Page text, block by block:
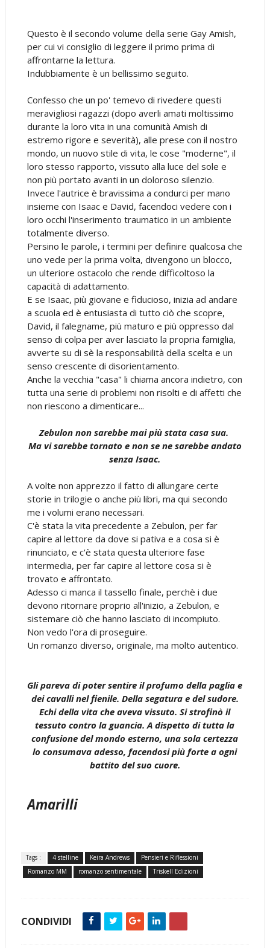
Questo è il secondo volume della serie Gay Amish,
per cui vi consiglio di leggere il primo prima di
affrontarne la lettura.
Indubbiamente è un bellissimo seguito.
Confesso che un po' temevo di rivedere questi
meravigliosi ragazzi (dopo averli amati moltissimo
durante la loro vita in una comunità Amish di
estremo rigore e severità), alle prese con il nostro
mondo, un nuovo stile di vita, le cose "moderne", il
loro stesso rapporto, vissuto alla luce del sole e
non più portato avanti in un doloroso silenzio.
Invece l'autrice è bravissima a condurci per mano
insieme con Isaac e David, facendoci vedere con i
loro occhi l'inserimento traumatico in un ambiente
totalmente diverso.
Persino le parole, i termini per definire qualcosa che
uno vede per la prima volta, divengono un blocco,
un ulteriore ostacolo che rende difficoltoso la
capacità di adattamento.
E se Isaac, più giovane e fiducioso, inizia ad andare
a scuola ed è entusiasta di tutto ciò che scopre,
David, il falegname, più maturo e più oppresso dal
senso di colpa per aver lasciato la propria famiglia,
avverte su di sè la responsabilità della scelta e un
senso crescente di disorientamento.
Anche la vecchia "casa" li chiama ancora indietro, con
tutta una serie di problemi non risolti e di affetti che
non riescono a dimenticare...
Zebulon non sarebbe mai più stata casa sua.
Ma vi sarebbe tornato e non se ne sarebbe andato
senza Isaac.
A volte non apprezzo il fatto di allungare certe
storie in trilogie o anche più libri, ma qui secondo
me i volumi erano necessari.
C'è stata la vita precedente a Zebulon, per far
capire al lettore da dove si pativa e a cosa si è
rinunciato, e c'è stata questa ulteriore fase
intermedia, per far capire al lettore cosa si è
trovato e affrontato.
Adesso ci manca il tassello finale, perchè i due
devono ritornare proprio all'inizio, a Zebulon, e
sistemare ciò che hanno lasciato di incompiuto.
Non vedo l'ora di proseguire.
Un romanzo diverso, originale, ma molto autentico.
Gli pareva di poter sentire il profumo della paglia e
dei cavalli nel fienile. Della segatura e del sudore.
Echi della vita che aveva vissuto. Si strofinò il
tessuto contro la guancia. A dispetto di tutta la
confusione del mondo esterno, una sola certezza
lo consumava adesso, facendosi più forte a ogni
battito del suo cuore.
Amarilli
Tags : 4 stelline Keira Andrews
Pensieri e Riflessioni
Romanzo MM
romanzo sentimentale Triskell Edizioni
CONDIVIDI